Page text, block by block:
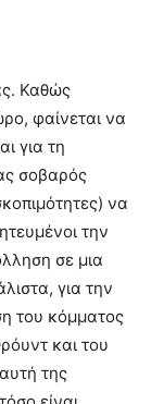
Καθώς
φαίνεται να
για τη
σοβαρός
να
την
σε μια
για την
του κόμματος
και του
της